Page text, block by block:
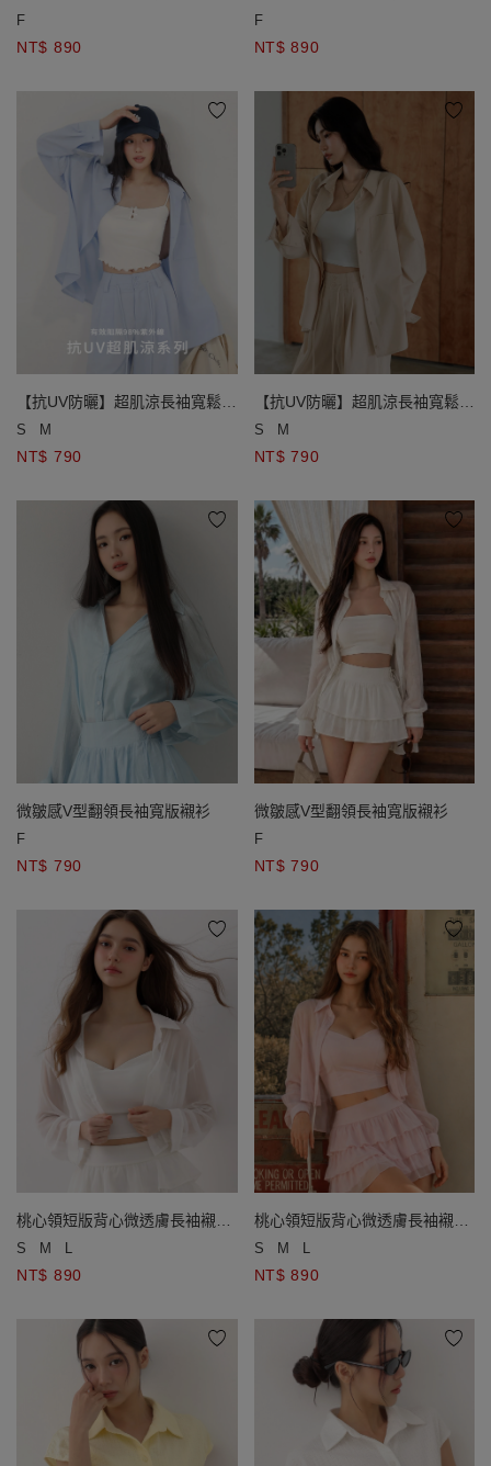
F
NT$ 890
F
NT$ 890
【抗UV防曬】超肌涼長袖寬鬆襯
衫
S M
NT$ 790
【抗UV防曬】超肌涼長袖寬鬆襯
衫
S M
NT$ 790
微皺感V型翻領長袖寬版襯衫
F
NT$ 790
微皺感V型翻領長袖寬版襯衫
F
NT$ 790
桃心領短版背心微透膚長袖襯衫
套裝(附胸墊)
S M L
NT$ 890
桃心領短版背心微透膚長袖襯衫
套裝(附胸墊)
S M L
NT$ 890